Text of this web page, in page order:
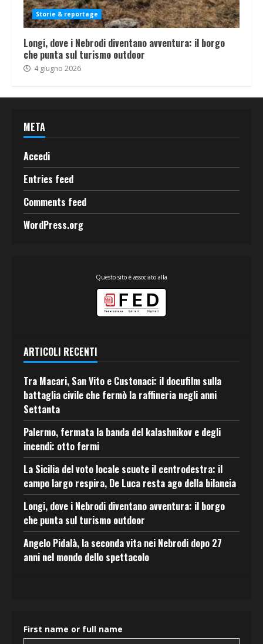
Storie & reportage
Longi, dove i Nebrodi diventano avventura: il borgo
che punta sul turismo outdoor
4 giugno 2026
META
Accedi
Entries feed
Comments feed
WordPress.org
Questo sito è associato alla
ARTICOLI RECENTI
Tra Macari, San Vito e Custonaci: il docufilm sulla
battaglia civile che fermò la raffineria negli anni
Settanta
Palermo, fermata la banda del kalashnikov e degli
incendi: otto fermi
La Sicilia del voto locale scuote il centrodestra: il
campo largo respira, De Luca resta ago della bilancia
Longi, dove i Nebrodi diventano avventura: il borgo
che punta sul turismo outdoor
Angelo Pidalà, la seconda vita nei Nebrodi dopo 27
anni nel mondo dello spettacolo
First name or full name